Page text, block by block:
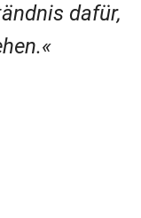
dafür,